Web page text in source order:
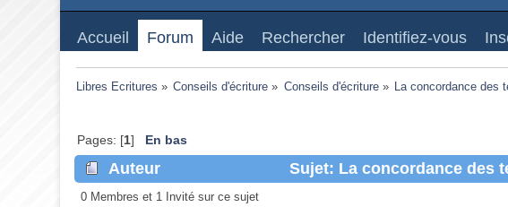
Accueil Forum Aide Rechercher Identifiez-vous
Libres Ecritures » Conseils d'écriture » Conseils d'écriture» La concordance des
Pages: [1] En bas
Auteur Sujet: La concordance des
0 Membres et 1 Invité sur ce sujet